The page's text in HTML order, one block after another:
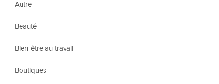
Autre
Beauté
Bien-être au travail
Boutiques